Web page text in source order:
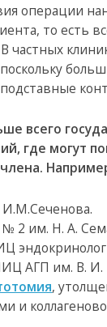
операции
то есть
частных
всего
где могут
2 им. Н. А.
АГП им. В. И.
,
и